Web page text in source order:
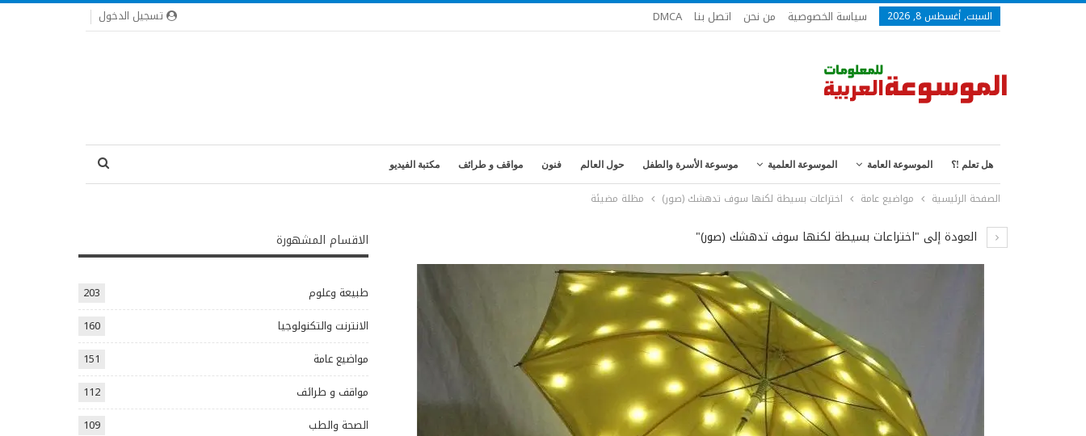
تسجيل الدخول السبت, أغسطس 8, 2026 سياسة الخصوصية من نحن اتصل بنا DMCA
هل تعلم !؟ الموسوعة العامة الموسوعة العلمية موسوعة الأسرة والطفل حول العالم فنون مواقف و طرائف مكتبة الفيديو
الصفحة الرئيسية مواضيع عامة اختراعات بسيطة لكنها سوف تدهشك (صور) مظلة مضيئة
العودة إلى "اختراعات بسيطة لكنها سوف تدهشك (صور)" الاقسام المشهورة
طبيعة وعلوم
203
الانترنت والتكنولوجيا
160
مواضيع عامة
151
مواقف و طرائف
112
الصحة والطب
109